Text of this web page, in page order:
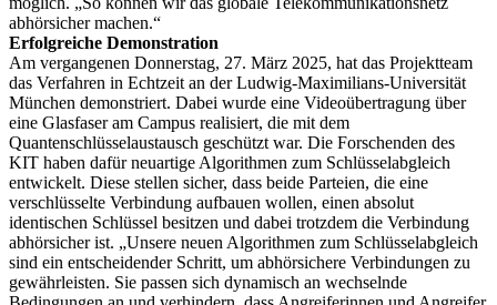
abhörsicher machen.“
Erfolgreiche Demonstration
Am vergangenen Donnerstag, 27. März 2025, hat das Projektteam
das Verfahren in Echtzeit an der Ludwig-Maximilians-Universität
München demonstriert. Dabei wurde eine Videoübertragung über
eine Glasfaser am Campus realisiert, die mit dem
Quantenschlüsselaustausch geschützt war. Die Forschenden des
KIT haben dafür neuartige Algorithmen zum Schlüsselabgleich
entwickelt. Diese stellen sicher, dass beide Parteien, die eine
verschlüsselte Verbindung aufbauen wollen, einen absolut
identischen Schlüssel besitzen und dabei trotzdem die Verbindung
abhörsicher ist. „Unsere neuen Algorithmen zum Schlüsselabgleich
sind ein entscheidender Schritt, um abhörsichere Verbindungen zu
gewährleisten. Sie passen sich dynamisch an wechselnde